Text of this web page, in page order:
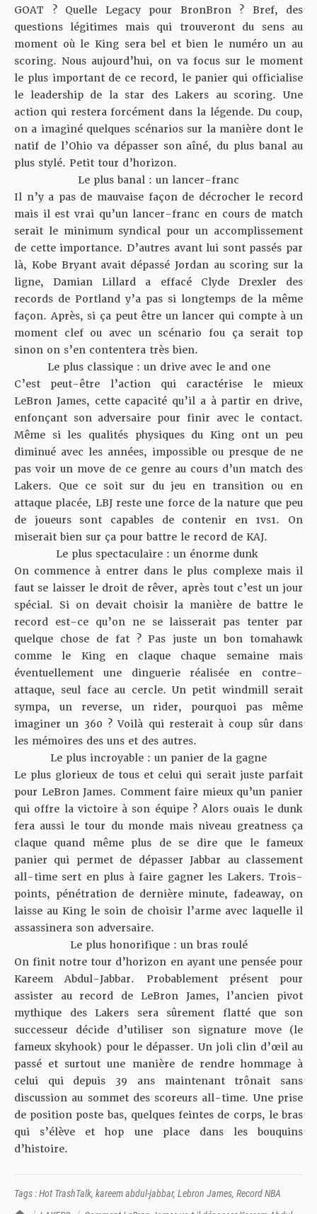
GOAT ? Quelle Legacy pour BronBron ? Bref, des
questions légitimes mais qui trouveront du sens au
moment où le King sera bel et bien le numéro un au
scoring. Nous aujourd’hui, on va focus sur le moment
le plus important de ce record, le panier qui officialise
le leadership de la star des Lakers au scoring. Une
action qui restera forcément dans la légende. Du coup,
on a imaginé quelques scénarios sur la manière dont le
natif de l’Ohio va dépasser son aîné, du plus banal au
plus stylé. Petit tour d’horizon.
Le plus banal : un lancer-franc
Il n’y a pas de mauvaise façon de décrocher le record
mais il est vrai qu’un lancer-franc en cours de match
serait le minimum syndical pour un accomplissement
de cette importance. D’autres avant lui sont passés par
là, Kobe Bryant avait dépassé Jordan au scoring sur la
ligne, Damian Lillard a effacé Clyde Drexler des
records de Portland y’a pas si longtemps de la même
façon. Après, si ça peut être un lancer qui compte à un
moment clef ou avec un scénario fou ça serait top
sinon on s’en contentera très bien.
Le plus classique : un drive avec le and one
C’est peut-être l’action qui caractérise le mieux
LeBron James, cette capacité qu’il a à partir en drive,
enfonçant son adversaire pour finir avec le contact.
Même si les qualités physiques du King ont un peu
diminué avec les années, impossible ou presque de ne
pas voir un move de ce genre au cours d’un match des
Lakers. Que ce soit sur du jeu en transition ou en
attaque placée, LBJ reste une force de la nature que peu
de joueurs sont capables de contenir en 1vs1. On
miserait bien sur ça pour battre le record de KAJ.
Le plus spectaculaire : un énorme dunk
On commence à entrer dans le plus complexe mais il
faut se laisser le droit de rêver, après tout c’est un jour
spécial. Si on devait choisir la manière de battre le
record est-ce qu’on ne se laisserait pas tenter par
quelque chose de fat ? Pas juste un bon tomahawk
comme le King en claque chaque semaine mais
éventuellement une dinguerie réalisée en contre-
attaque, seul face au cercle. Un petit windmill serait
sympa, un reverse, un rider, pourquoi pas même
imaginer un 360 ? Voilà qui resterait à coup sûr dans
les mémoires des uns et des autres.
Le plus incroyable : un panier de la gagne
Le plus glorieux de tous et celui qui serait juste parfait
pour LeBron James. Comment faire mieux qu’un panier
qui offre la victoire à son équipe ? Alors ouais le dunk
fera aussi le tour du monde mais niveau greatness ça
claque quand même plus de se dire que le fameux
panier qui permet de dépasser Jabbar au classement
all-time sert en plus à faire gagner les Lakers. Trois-
points, pénétration de dernière minute, fadeaway, on
laisse au King le soin de choisir l’arme avec laquelle il
assassinera son adversaire.
Le plus honorifique : un bras roulé
On finit notre tour d’horizon en ayant une pensée pour
Kareem Abdul-Jabbar. Probablement présent pour
assister au record de LeBron James, l’ancien pivot
mythique des Lakers sera sûrement flatté que son
successeur décide d’utiliser son signature move (le
fameux skyhook) pour le dépasser. Un joli clin d’œil au
passé et surtout une manière de rendre hommage à
celui qui depuis 39 ans maintenant trônait sans
discussion au sommet des scoreurs all-time. Une prise
de position poste bas, quelques feintes de corps, le bras
qui s’élève et hop une place dans les bouquins
d’histoire.
Tags :Hot TrashTalk, kareem abdul-jabbar, Lebron James, Record NBA